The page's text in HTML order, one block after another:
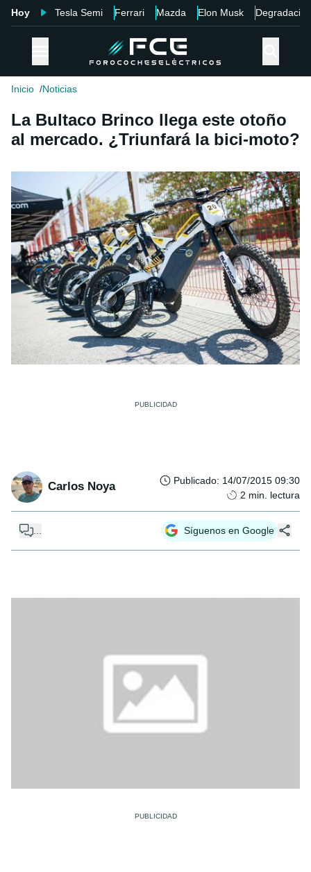
Hoy Tesla Semi Ferrari Mazda Elon Musk Degradación
Inicio Noticias
La Bultaco Brinco llega este otoño
al mercado. ¿Triunfará la bici-moto?
Carlos Noya Publicado: 14/07/2015 09:30
2 min. lectura
Síguenos en Google